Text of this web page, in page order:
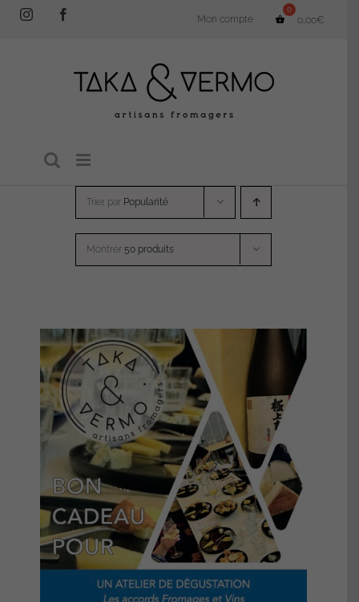
PasserInstagram Mon compte 0,00€
Trier par Popularité
Montrer 50 produits